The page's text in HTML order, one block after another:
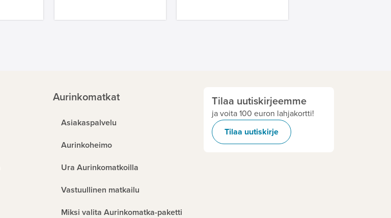
Aurinkomatkat
Asiakaspalvelu
Aurinkoheimo
Ura Aurinkomatkoilla
Vastuullinen matkailu
Miksi valita Aurinkomatka-paketti
Tilaa uutiskirjeemme
ja voita 100 euron lahjakortti!
Tilaa uutiskirje